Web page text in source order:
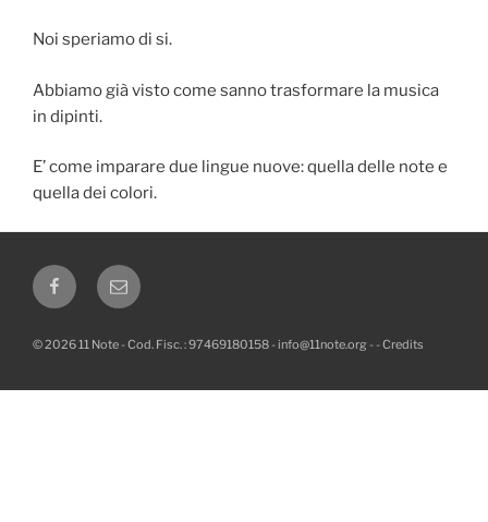
Noi speriamo di si.
Abbiamo già visto come sanno trasformare la musica
in dipinti.
E’ come imparare due lingue nuove: quella delle note e
quella dei colori.
FacebookEmail
© 2026 11 Note - Cod. Fisc. : 97469180158 -info@11note.org - -Credits